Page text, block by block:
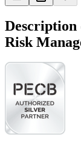
Description
Risk